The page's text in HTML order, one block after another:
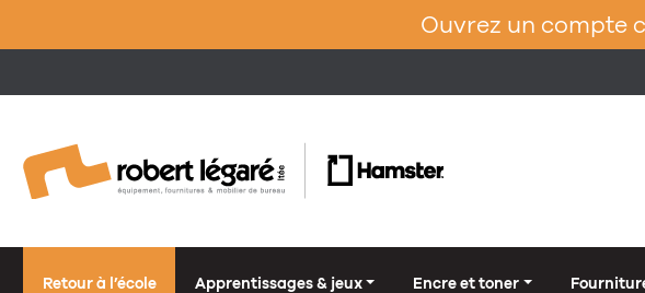
Ouvrez un compte
Retour à l’école Apprentissages & jeux Encre et toner